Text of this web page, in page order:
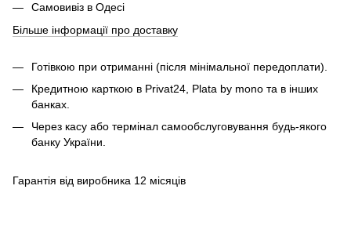
Самовивіз в Одесі
Більше інформації про доставку
Готівкою при отриманні (після мінімальної передоплати).
Кредитною карткою в Privat24, Plata by mono та в інших
банках.
Через касу або термінал самообслуговування будь-якого
банку України.
Гарантія від виробника 12 місяців